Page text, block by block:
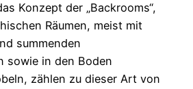
Konzept der „Backrooms“,
Räumen, meist mit
summenden
sowie in den Boden
zählen zu dieser Art von